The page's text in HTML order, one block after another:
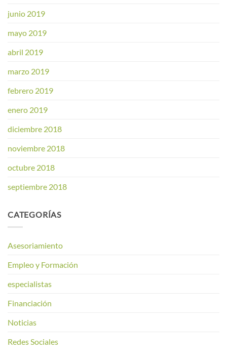
junio 2019
mayo 2019
abril 2019
marzo 2019
febrero 2019
enero 2019
diciembre 2018
noviembre 2018
octubre 2018
septiembre 2018
CATEGORÍAS
Asesoriamiento
Empleo y Formación
especialistas
Financiación
Noticias
Redes Sociales